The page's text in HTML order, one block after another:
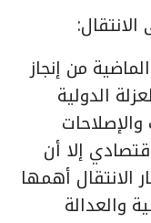
من إنجاز
الدولية
إلا أن
أهمها
والعدالة